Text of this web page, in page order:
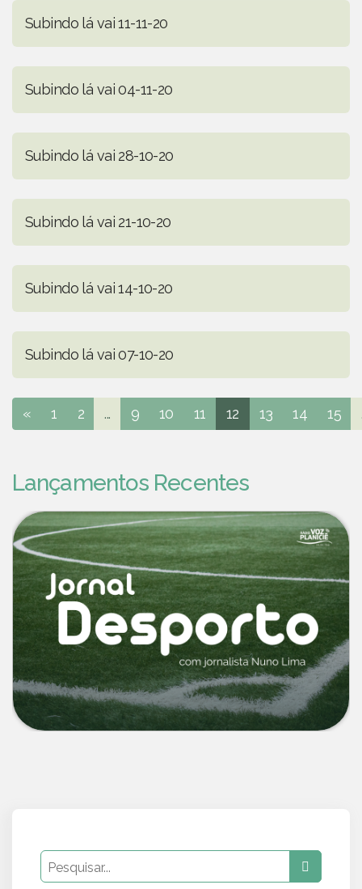
Subindo lá vai 11-11-20
Subindo lá vai 04-11-20
Subindo lá vai 28-10-20
Subindo lá vai 21-10-20
Subindo lá vai 14-10-20
Subindo lá vai 07-10-20
« 1 2 ... 9 10 11 12 13 14 15
Lançamentos Recentes